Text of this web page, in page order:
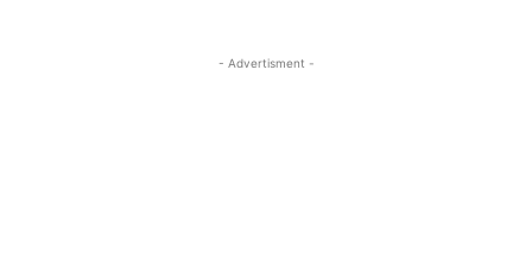
- Advertisment -